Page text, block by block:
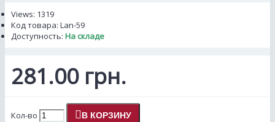
Views: 1319
Код товара: Lan-59
Доступность: На складе
281.00 грн.
Кол-во В КОРЗИНУ